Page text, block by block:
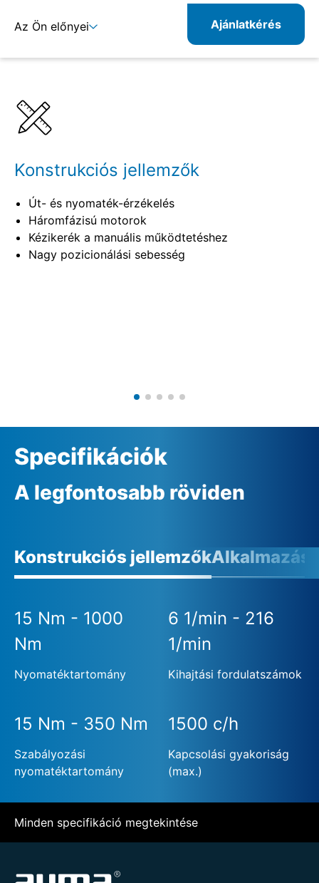
Az Ön előnyei Ajánlatkérés
Konstrukciós jellemzők
Út- és nyomaték-érzékelés
Háromfázisú motorok
Kézikerék a manuális működtetéshez
Nagy pozicionálási sebesség
Specifikációk
A legfontosabb röviden
Konstrukciós jellemzők
15 Nm - 1000
Nm
Nyomatéktartomány
6 1/min - 216
1/min
Kihajtási fordulatszámok
15 Nm - 350 Nm
Szabályozási
nyomatéktartomány
1500 c/h
Kapcsolási gyakoriság
(max.)
Minden specifikáció megtekintése